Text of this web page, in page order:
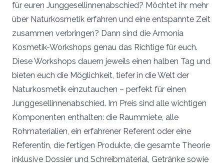
für euren Junggesellinnenabschied? Möchtet ihr mehr
über Naturkosmetik erfahren und eine entspannte Zeit
zusammen verbringen? Dann sind die Armonia
Kosmetik-Workshops genau das Richtige für euch.
Diese Workshops dauern jeweils einen halben Tag und
bieten euch die Möglichkeit, tiefer in die Welt der
Naturkosmetik einzutauchen – perfekt für einen
Junggesellinnenabschied. Im Preis sind alle wichtigen
Komponenten enthalten: die Raummiete, alle
Rohmaterialien, ein erfahrener Referent oder eine
Referentin, die fertigen Produkte, die gesamte Theorie
inklusive Dossier und Schreibmaterial, Getränke sowie